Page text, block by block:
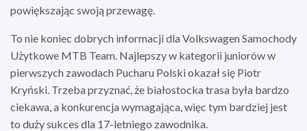
powiększając swoją przewagę.
To nie koniec dobrych informacji dla Volkswagen Samochody
Użytkowe MTB Team. Najlepszy w kategorii juniorów w
pierwszych zawodach Pucharu Polski okazał się Piotr
Kryński. Trzeba przyznać, że białostocka trasa była bardzo
ciekawa, a konkurencja wymagająca, więc tym bardziej jest
to duży sukces dla 17-letniego zawodnika.